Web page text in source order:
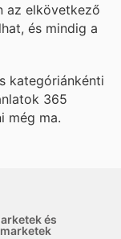
az elkövetkező
és mindig a
kategóriánkénti
365
még ma.
és